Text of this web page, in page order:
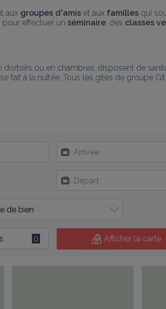
aux groupes d'amis et aux familles qui
pour effectuer un séminaire, des classes
ou en chambres, disposent de
fait à la nuitée. Tous les gîtes de groupe
0 Afficher la carte